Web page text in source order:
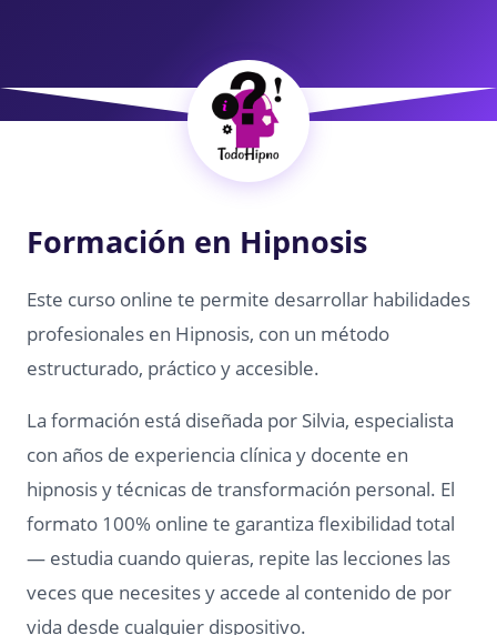
Formación en Hipnosis
Este curso online te permite desarrollar habilidades
profesionales en Hipnosis, con un método
estructurado, práctico y accesible.
La formación está diseñada por Silvia, especialista
con años de experiencia clínica y docente en
hipnosis y técnicas de transformación personal. El
formato 100% online te garantiza flexibilidad total
— estudia cuando quieras, repite las lecciones las
veces que necesites y accede al contenido de por
vida desde cualquier dispositivo.